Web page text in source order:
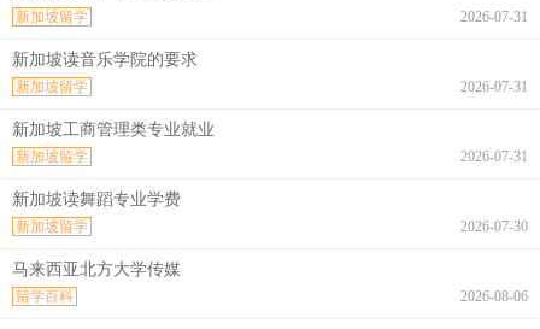
2026-07-31
新加坡留学
新加坡读音乐学院的要求
2026-07-31
新加坡留学
新加坡工商管理类专业就业
2026-07-31
新加坡留学
新加坡读舞蹈专业学费
2026-07-30
新加坡留学
马来西亚北方大学传媒
2026-08-06
留学百科